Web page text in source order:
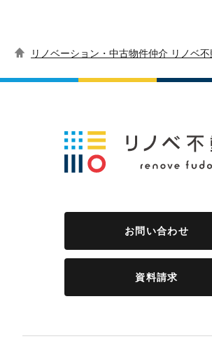
リノベーション・中古物件仲介 リノベ
お問い合わせ
資料請求